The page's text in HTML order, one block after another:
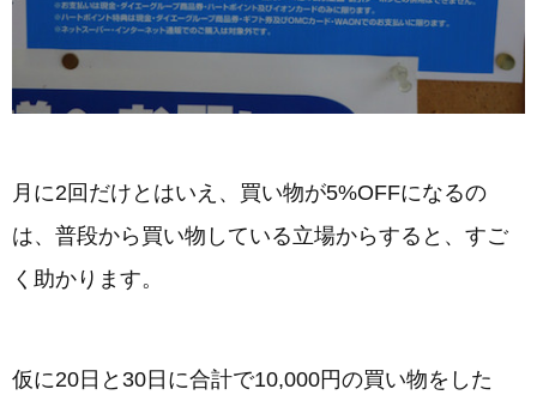
月に2回だけとはいえ、買い物が5%OFFになるの
は、普段から買い物している立場からすると、すご
く助かります。
仮に20日と30日に合計で10,000円の買い物をした